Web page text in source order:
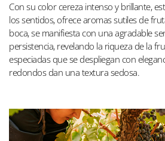
Con su color cereza intenso y brillante,
los sentidos, ofrece aromas sutiles de
boca, se manifiesta con una agradable
persistencia, revelando la riqueza de la
especiadas que se despliegan con
redondos dan una textura sedosa.